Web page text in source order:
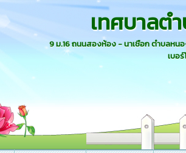
เทศบาลต
9 ม.16 ถนนสองห้อง - นาเชือก ตำบลห
เบอ